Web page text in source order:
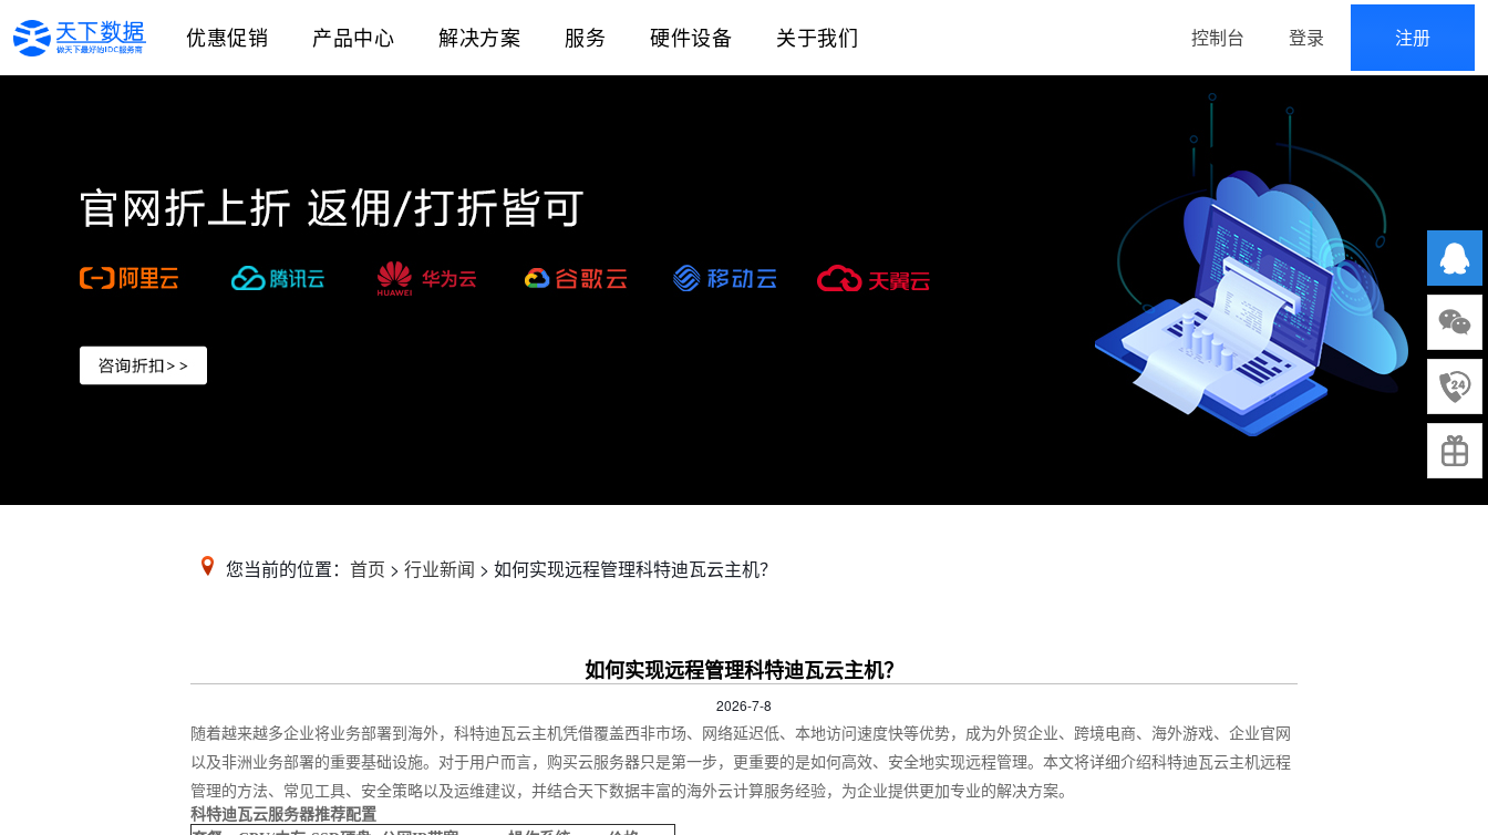
优惠促销 产品中心 解决方案 服务 硬件设备 关于我们 控制台 登录 注册
您当前的位置： 首页 > 行业新闻 > 如何实现远程管理科特迪瓦云主机？
如何实现远程管理科特迪瓦云主机？
2026-7-8
随着越来越多企业将业务部署到海外，科特迪瓦云主机凭借覆盖西非市场、网络延迟低、本地访问速度快等优势，成为外贸企业、跨境电商、海外游戏、企业官网
以及非洲业务部署的重要基础设施。对于用户而言，购买云服务器只是第一步，更重要的是如何高效、安全地实现远程管理。本文将详细介绍科特迪瓦云主机远程
管理的方法、常见工具、安全策略以及运维建议，并结合天下数据丰富的海外云计算服务经验，为企业提供更加专业的解决方案。
科特迪瓦云服务器推荐配置